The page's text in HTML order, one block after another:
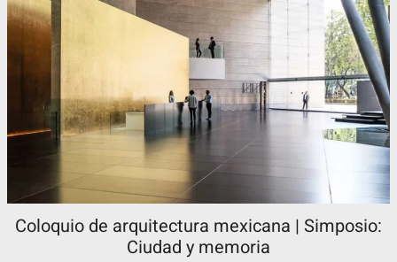
Coloquio de arquitectura mexicana | Simposio:
Ciudad y memoria